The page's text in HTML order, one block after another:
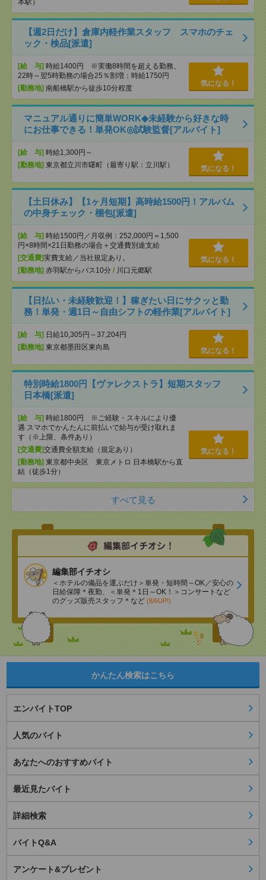
本駅）
【週2日だけ】倉庫内軽作業スタッフ スマホのチェ
ック・検品[派遣]
[給 与] 時給1400円 ※実働8時間を超える勤務、
22時～翌5時勤務の場合25％割増：時給1750円
[勤務地] 南船橋駅から徒歩10分程度
気になる！
マニュアル通りに簡単WORK◆未経験から好きな時
にお仕事できる！単発OK◎試験監督[アルバイト]
[給 与] 時給1,300円～
[勤務地] 東京都立川市曙町（最寄り駅：立川駅） 気になる！
【土日休み】【1ヶ月短期】高時給1500円！アルバム
の中身チェック・梱包[派遣]
[給 与] 時給1500円／月収例：252,000円＝1,500
円×8時間×21日勤務の場合＋交通費別途支給
[交通費]実費支給／当社規定あり。
[勤務地] 赤羽駅からバス10分 / 川口元郷駅
気になる！
【日払い・未経験歓迎！】稼ぎたい日にサクッと勤
務！単発・週1日～自由シフトの軽作業[アルバイト]
[給 与] 日給10,305円～37,204円
[勤務地] 東京都墨田区東向島 気になる！
特別時給1800円【ヴァレクストラ】短期スタッフ
日本橋[派遣]
[給 与] 時給1800円 ※ご経験・スキルにより優
遇 スマホでかんたんに前払いで給与が受け取れま
す（※上限、条件あり）
[交通費]交通費全額支給（規定あり）
[勤務地] 東京都中央区 東京メトロ 日本橋駅から直
結（徒歩1分）
気になる！
すべて見る
編集部イチオシ
＜ホテルの備品を運ぶだけ＞単発・短時間～OK／安心の
日給保障＊夜勤、＜単発＊1日～OK！＞コンサートなど
のグッズ販売スタッフ＊など (8/6UP!)
かんたん検索はこちら
エンバイトTOP
人気のバイト
あなたへのおすすめバイト
最近見たバイト
詳細検索
バイトQ&A
アンケート&プレゼント